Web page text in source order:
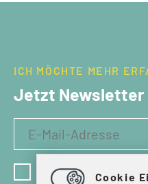
ICH MÖCHTE MEHR
Jetzt Newsletter
Ich habe dieCookie